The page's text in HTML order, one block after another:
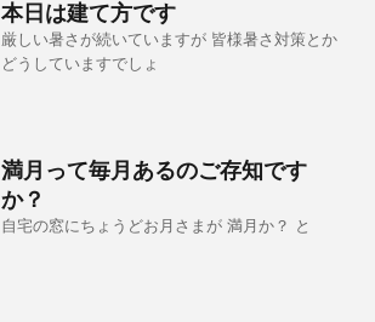
本日は建て方です
厳しい暑さが続いていますが 皆様暑さ対策とか
どうしていますでしょ
満月って毎月あるのご存知です
か？
自宅の窓にちょうどお月さまが 満月か？ と